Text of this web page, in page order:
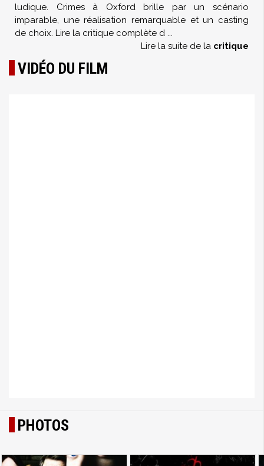
ludique. Crimes à Oxford brille par un scénario
imparable, une réalisation remarquable et un casting
de choix. Lire la critique complète d ...
Lire la suite de la critique
VIDÉO DU FILM
PHOTOS